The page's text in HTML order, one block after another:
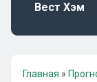
Вест Хэм
Главная »